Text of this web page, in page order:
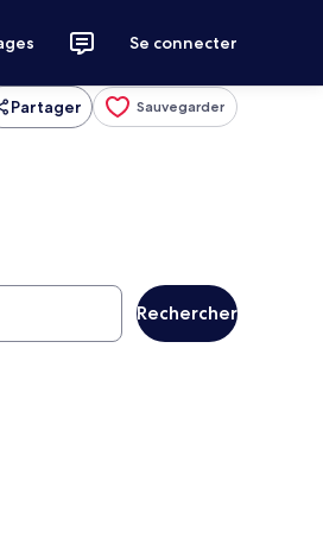
Se connecter
Partager Sauvegarder
Rechercher